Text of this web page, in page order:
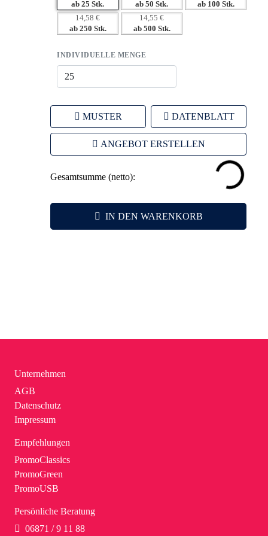
– Nachhaltige Materialien fördern ein positives
Markenimage.
Benutzerbindung.
ab 25 Stk. ab 50 Stk. ab 100 Stk.
14,58 €
ab 250 Stk.
14,55 €
ab 500 Stk.
INDIVIDUELLE MENGE
MUSTER DATENBLATT
ANGEBOT ERSTELLEN
Gesamtsumme (netto):
IN DEN WARENKORB
Unternehmen
AGB
Datenschutz
Impressum
Empfehlungen
PromoClassics
PromoGreen
PromoUSB
Persönliche Beratung
06871 / 9 11 88